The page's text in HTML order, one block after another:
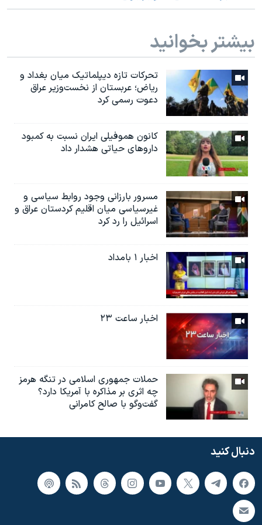
همایش محافظه‌کاران آمریکا «سی‌پک»
سفر پرزیدنت ترامپ به چین
بیشتر بخوانید
تحرکات تازه دیپلماتیک میان بغداد و
ریاض؛ عربستان از نخست‌وزیر عراق
دعوت رسمی کرد
کانون هموفیلی ایران نسبت به کمبود
داروهای حیاتی هشدار داد
مسرور بارزانی وجود روابط سیاسی و
غیرسیاسی میان اقلیم کردستان عراق و
اسرائيل را رد کرد
اخبار ۱ بامداد
اخبار ساعت ۲۳
حملات جمهوری اسلامی در تنگه هرمز
چه اثری بر مذاکره با آمریکا دارد؟
گفت‌وگو با صالح کامرانی
دنبال کنید